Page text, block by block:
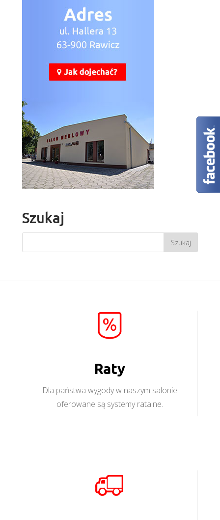
Szukaj
Raty
Dla państwa wygody w naszym salonie
oferowane są systemy ratalne.